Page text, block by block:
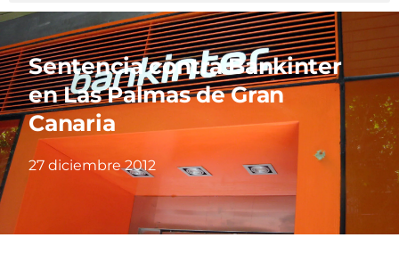
Sentencia contra Bankinter
en Las Palmas de Gran
Canaria
27 diciembre 2012